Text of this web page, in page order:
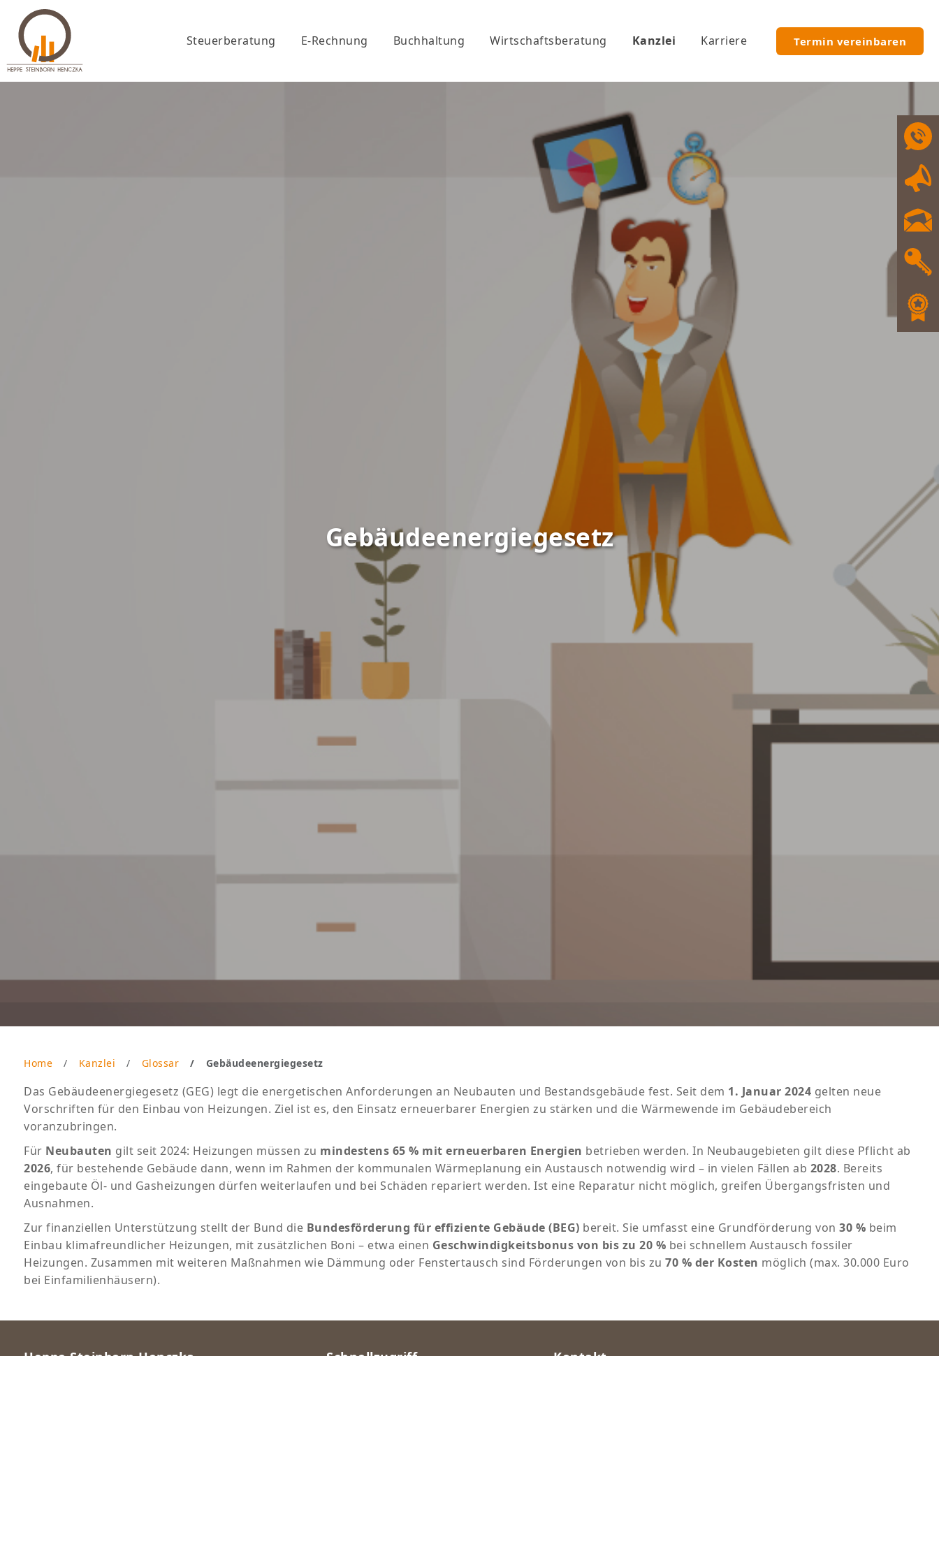
Steuerberatung E-Rechnung Buchhaltung Wirtschaftsberatung Kanzlei Karriere Termin vereinbaren
Gebäudeenergiegesetz
Home Kanzlei Glossar Gebäudeenergiegesetz
Das Gebäudeenergiegesetz (GEG) legt die energetischen Anforderungen an Neubauten und Bestandsgebäude fest. Seit dem 1. Januar 2024 gelten neue
Vorschriften für den Einbau von Heizungen. Ziel ist es, den Einsatz erneuerbarer Energien zu stärken und die Wärmewende im Gebäudebereich
voranzubringen.
Für Neubauten gilt seit 2024: Heizungen müssen zu mindestens 65 % mit erneuerbaren Energien betrieben werden. In Neubaugebieten gilt diese Pflicht ab
2026, für bestehende Gebäude dann, wenn im Rahmen der kommunalen Wärmeplanung ein Austausch notwendig wird – in vielen Fällen ab 2028. Bereits
eingebaute Öl- und Gasheizungen dürfen weiterlaufen und bei Schäden repariert werden. Ist eine Reparatur nicht möglich, greifen Übergangsfristen und
Ausnahmen.
Zur finanziellen Unterstützung stellt der Bund die Bundesförderung für effiziente Gebäude (BEG) bereit. Sie umfasst eine Grundförderung von 30 % beim
Einbau klimafreundlicher Heizungen, mit zusätzlichen Boni – etwa einen Geschwindigkeitsbonus von bis zu 20 % bei schnellem Austausch fossiler
Heizungen. Zusammen mit weiteren Maßnahmen wie Dämmung oder Fenstertausch sind Förderungen von bis zu 70 % der Kosten möglich (max. 30.000 Euro
bei Einfamilienhäusern).
Heppe Steinborn Henczka Schnellzugriff Kontakt